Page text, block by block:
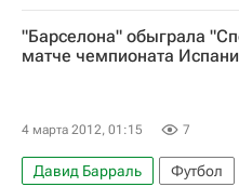
Чемпионат Испании по
Леванте
Кристиан
"Барселона" обыграла
матче чемпионата
4 марта 2012, 01:15 7
Давид Барраль Футбол